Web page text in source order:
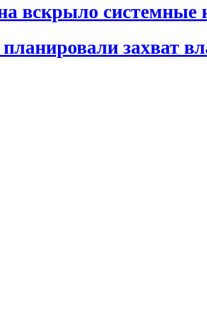
вскрыло системные
захват